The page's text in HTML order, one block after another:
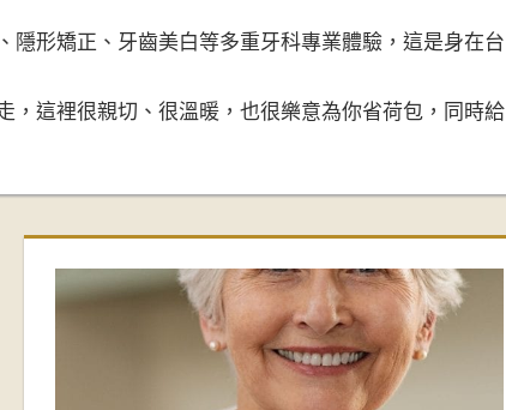
形矯正、牙齒美白等多重牙科專業體驗，這是身在台
這裡很親切、很溫暖，也很樂意為你省荷包，同時給